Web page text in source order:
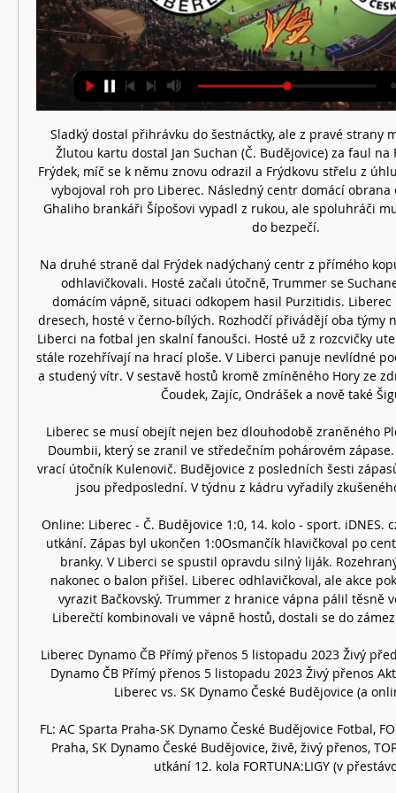
Sladký dostal přihrávku do šestnáctky, ale z pravé strany
Žlutou kartu dostal Jan Suchan (Č. Budějovice) za faul na
Frýdek, míč se k němu znovu odrazil a Frýdkovu střelu z
vybojoval roh pro Liberec. Následný centr domácí
Ghaliho brankáři Šípošovi vypadl z rukou, ale spoluhráči
do bezpečí.
Na druhé straně dal Frýdek nadýchaný centr z přímého
odhlavičkovali. Hosté začali útočně, Trummer se
domácím vápně, situaci odkopem hasil Purzitidis.
dresech, hosté v černo-bílých. Rozhodčí přivádějí oba týmy
Liberci na fotbal jen skalní fanoušci. Hosté už z rozcvičky
stále rozehřívají na hrací ploše. V Liberci panuje nevlídné
a studený vítr. V sestavě hostů kromě zmíněného Hory ze
Čoudek, Zajíc, Ondrášek a nově také
Liberec se musí obejít nejen bez dlouhodobě zraněného
Doumbii, který se zranil ve středečním pohárovém
vrací útočník Kulenovič. Budějovice z posledních šesti
jsou předposlední. V týdnu z kádru vyřadily
Online: Liberec - Č. Budějovice 1:0, 14. kolo - sport. iDNES.
utkání. Zápas byl ukončen 1:0Osmančík hlavičkoval po
branky. V Liberci se spustil opravdu silný liják.
nakonec o balon přišel. Liberec odhlavičkoval, ale akce
vyrazit Bačkovský. Trummer z hranice vápna pálil těsně
Liberečtí kombinovali ve vápně hostů, dostali se do
Liberec Dynamo ČB Přímý přenos 5 listopadu 2023 Živý
Dynamo ČB Přímý přenos 5 listopadu 2023 Živý přenos
Liberec vs. SK Dynamo České Budějovice (a
FL: AC Sparta Praha-SK Dynamo České Budějovice Fotbal,
Praha, SK Dynamo České Budějovice, živě, živý přenos,
utkání 12. kola FORTUNA:LIGY (v